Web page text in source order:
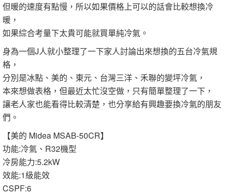
但暖的速度有點慢，所以如果價格上可以的話會比較想換冷
暖，
如果綜合考量下太貴可能就買單純冷氣。
身為一個J人就小整理了一下家人討論出來想換的五台冷氣規
格，
分別是冰點、美的、東元、台灣三洋、禾聯的變坪冷氣，
本來想做表格，但最近太忙沒空做，只有簡單整理了一下，
讓老人家也能看得比較清楚，也分享給有興趣要換冷氣的朋友
們。
【美的 Midea MSAB-50CR】
功能:冷氣、R32機型
冷房能力:5.2kW
效能:1級能效
CSPF:6